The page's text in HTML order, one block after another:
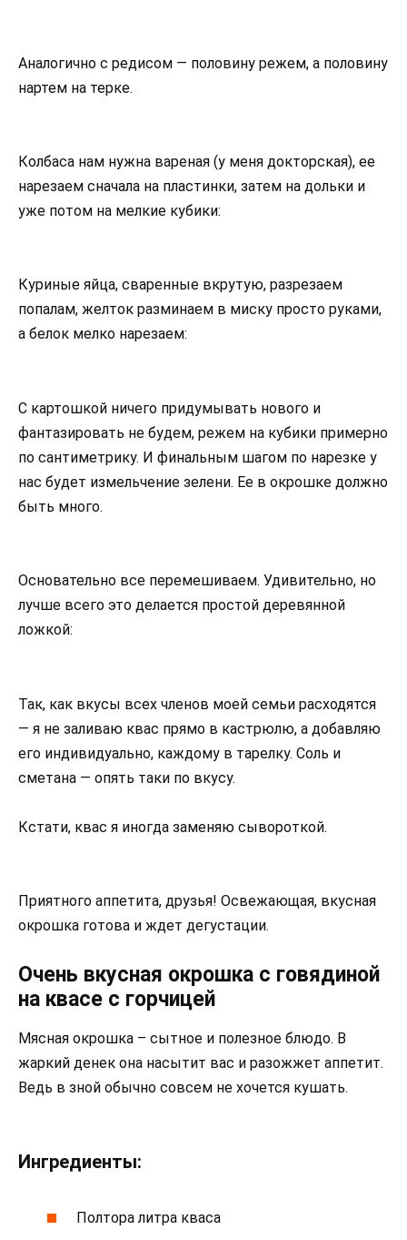
Аналогично с редисом — половину режем, а половину
нартем на терке.
Колбаса нам нужна вареная (у меня докторская), ее
нарезаем сначала на пластинки, затем на дольки и
уже потом на мелкие кубики:
Куриные яйца, сваренные вкрутую, разрезаем
попалам, желток разминаем в миску просто руками,
а белок мелко нарезаем:
С картошкой ничего придумывать нового и
фантазировать не будем, режем на кубики примерно
по сантиметрику. И финальным шагом по нарезке у
нас будет измельчение зелени. Ее в окрошке должно
быть много.
Основательно все перемешиваем. Удивительно, но
лучше всего это делается простой деревянной
ложкой:
Так, как вкусы всех членов моей семьи расходятся
— я не заливаю квас прямо в кастрюлю, а добавляю
его индивидуально, каждому в тарелку. Соль и
сметана — опять таки по вкусу.
Кстати, квас я иногда заменяю сывороткой.
Приятного аппетита, друзья! Освежающая, вкусная
окрошка готова и ждет дегустации.
Очень вкусная окрошка с говядиной
на квасе с горчицей
Мясная окрошка – сытное и полезное блюдо. В
жаркий денек она насытит вас и разожжет аппетит.
Ведь в зной обычно совсем не хочется кушать.
Ингредиенты:
Полтора литра кваса